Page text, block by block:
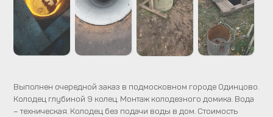
Выполнен очередной заказ в подмосковном городе Одинцово.
Колодец глубиной 9 колец. Монтаж колодезного домика. Вода
– техническая. Колодец без подачи воды в дом. Стоимость